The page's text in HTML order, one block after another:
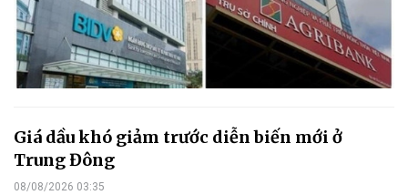
Giá dầu khó giảm trước diễn biến mới ở
Trung Đông
08/08/2026 03:35